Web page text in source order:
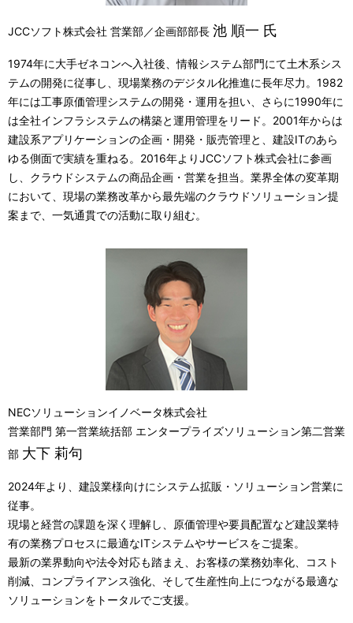
JCCソフト株式会社 営業部／企画部部長 池 順一 氏
1974年に大手ゼネコンへ入社後、情報システム部門にて土木系シス
テムの開発に従事し、現場業務のデジタル化推進に長年尽力。1982
年には工事原価管理システムの開発・運用を担い、さらに1990年に
は全社インフラシステムの構築と運用管理をリード。2001年からは
建設系アプリケーションの企画・開発・販売管理と、建設ITのあら
ゆる側面で実績を重ねる。2016年よりJCCソフト株式会社に参画
し、クラウドシステムの商品企画・営業を担当。業界全体の変革期
において、現場の業務改革から最先端のクラウドソリューション提
案まで、一気通貫での活動に取り組む。
NECソリューションイノベータ株式会社
営業部門 第一営業統括部 エンタープライズソリューション第二営業
部 大下 莉句
2024年より、建設業様向けにシステム拡販・ソリューション営業に
従事。
現場と経営の課題を深く理解し、原価管理や要員配置など建設業特
有の業務プロセスに最適なITシステムやサービスをご提案。
最新の業界動向や法令対応も踏まえ、お客様の業務効率化、コスト
削減、コンプライアンス強化、そして生産性向上につながる最適な
ソリューションをトータルでご支援。